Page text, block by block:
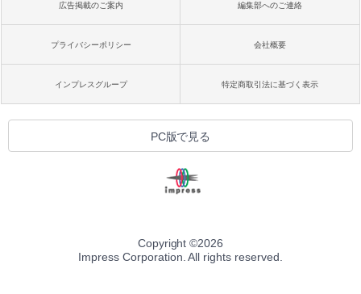
広告掲載のご案内 編集部へのご連絡
プライバシーポリシー 会社概要
インプレスグループ 特定商取引法に基づく表示
PC版で見る
Copyright ©2026
Impress Corporation. All rights reserved.